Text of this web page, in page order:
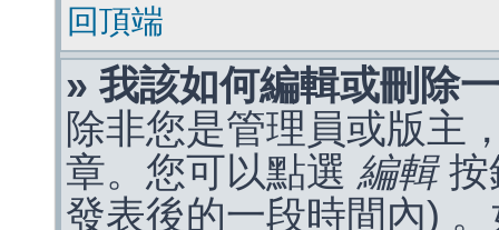
回頂端
» 我該如何編輯或刪除
除非您是管理員或版主
章。您可以點選 編輯按
發表後的一段時間內)